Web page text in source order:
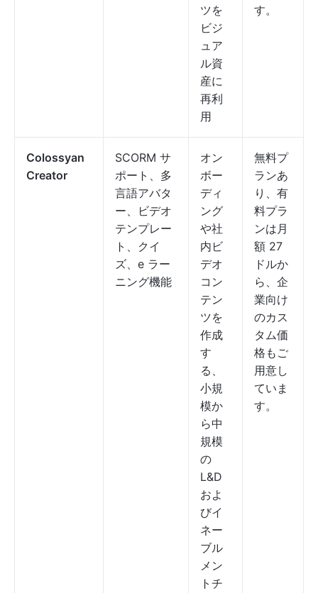
ツを
ビジ
ュア
ル資
産に
再利
用
す。
Colossyan
Creator
SCORM サ
ポート、多
言語アバタ
ー、ビデオ
テンプレー
ト、クイ
ズ、e ラー
ニング機能
オン
ボー
ディ
ング
や社
内ビ
デオ
コン
テン
ツを
作成
す
る、
小規
模か
ら中
規模
の
L&D
およ
びイ
ネー
ブル
メン
トチ
無料プ
ランあ
り、有
料プラ
ンは月
額 27
ドルか
ら、企
業向け
のカス
タム価
格もご
用意し
ていま
す。